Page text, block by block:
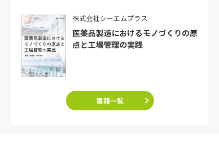
株式会社シーエムプラス
医薬品製造におけるモノづくりの原
点と工場管理の実践
書籍一覧